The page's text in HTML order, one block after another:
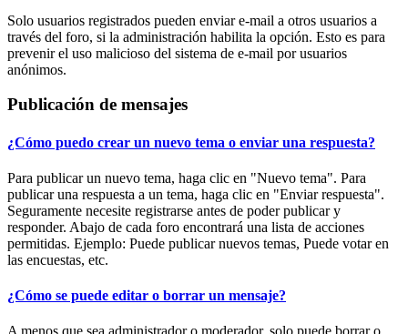
Solo usuarios registrados pueden enviar e-mail a otros usuarios a
través del foro, si la administración habilita la opción. Esto es para
prevenir el uso malicioso del sistema de e-mail por usuarios
anónimos.
Publicación de mensajes
¿Cómo puedo crear un nuevo tema o enviar una respuesta?
Para publicar un nuevo tema, haga clic en "Nuevo tema". Para
publicar una respuesta a un tema, haga clic en "Enviar respuesta".
Seguramente necesite registrarse antes de poder publicar y
responder. Abajo de cada foro encontrará una lista de acciones
permitidas. Ejemplo: Puede publicar nuevos temas, Puede votar en
las encuestas, etc.
¿Cómo se puede editar o borrar un mensaje?